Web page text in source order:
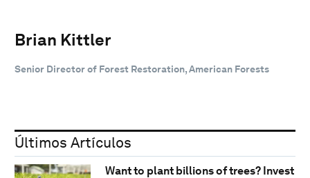
Brian Kittler
Senior Director of Forest Restoration, American Forests
Últimos Artículos
Want to plant billions of trees? Invest